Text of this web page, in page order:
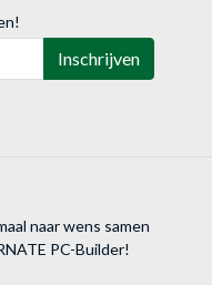
Inschrijven
naar wens samen
PC-Builder!